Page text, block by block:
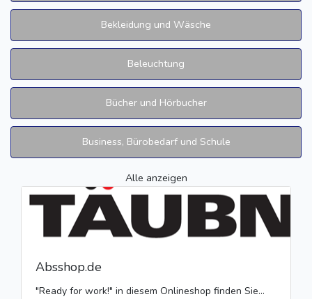
Bekleidung und Wäsche
Beleuchtung
Bücher und Hörbucher
Business, Bürobedarf und Schule
Alle anzeigen
Absshop.de
"Ready for work!" in diesem Onlineshop finden Sie...